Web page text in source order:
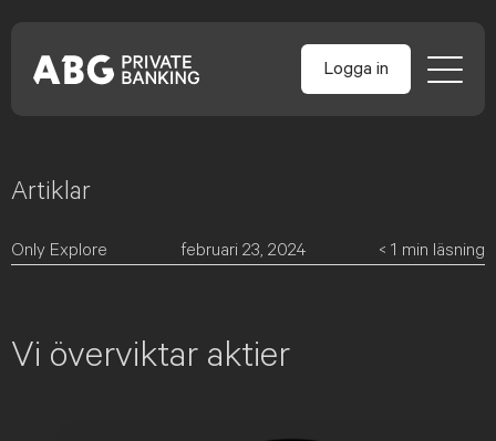
Skip
content
Logga in
Artiklar
Only Explore februari 23, 2024 < 1 min läsning
Vi överviktar aktier